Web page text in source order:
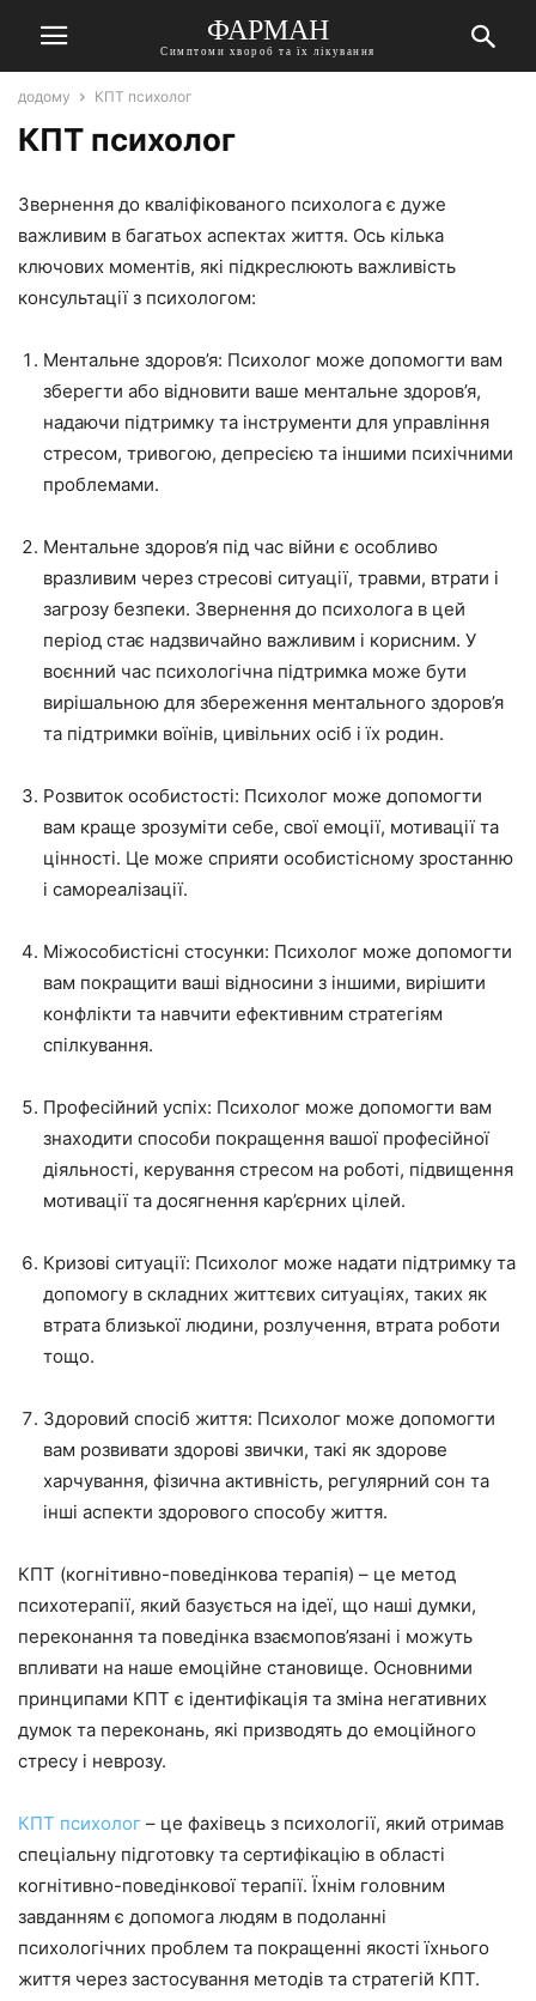
ФАРМАН
Симптоми хвороб та їх лікування
додому КПТ психолог
КПТ психолог
Звернення до кваліфікованого психолога є дуже
важливим в багатьох аспектах життя. Ось кілька
ключових моментів, які підкреслюють важливість
консультації з психологом:
Ментальне здоров’я: Психолог може допомогти вам
зберегти або відновити ваше ментальне здоров’я,
надаючи підтримку та інструменти для управління
стресом, тривогою, депресією та іншими психічними
проблемами.
Ментальне здоров’я під час війни є особливо
вразливим через стресові ситуації, травми, втрати і
загрозу безпеки. Звернення до психолога в цей
період стає надзвичайно важливим і корисним. У
воєнний час психологічна підтримка може бути
вирішальною для збереження ментального здоров’я
та підтримки воїнів, цивільних осіб і їх родин.
Розвиток особистості: Психолог може допомогти
вам краще зрозуміти себе, свої емоції, мотивації та
цінності. Це може сприяти особистісному зростанню
і самореалізації.
Міжособистісні стосунки: Психолог може допомогти
вам покращити ваші відносини з іншими, вирішити
конфлікти та навчити ефективним стратегіям
спілкування.
Професійний успіх: Психолог може допомогти вам
знаходити способи покращення вашої професійної
діяльності, керування стресом на роботі, підвищення
мотивації та досягнення кар’єрних цілей.
Кризові ситуації: Психолог може надати підтримку та
допомогу в складних життєвих ситуаціях, таких як
втрата близької людини, розлучення, втрата роботи
тощо.
Здоровий спосіб життя: Психолог може допомогти
вам розвивати здорові звички, такі як здорове
харчування, фізична активність, регулярний сон та
інші аспекти здорового способу життя.
КПТ (когнітивно-поведінкова терапія) – це метод
психотерапії, який базується на ідеї, що наші думки,
переконання та поведінка взаємопов’язані і можуть
впливати на наше емоційне становище. Основними
принципами КПТ є ідентифікація та зміна негативних
думок та переконань, які призводять до емоційного
стресу і неврозу.
КПТ психолог – це фахівець з психології, який отримав
спеціальну підготовку та сертифікацію в області
когнітивно-поведінкової терапії. Їхнім головним
завданням є допомога людям в подоланні
психологічних проблем та покращенні якості їхнього
життя через застосування методів та стратегій КПТ.